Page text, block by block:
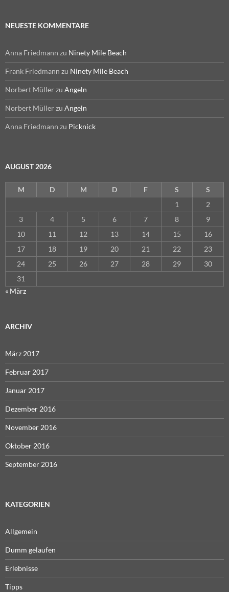
NEUESTE KOMMENTARE
Anna Friedmann zu Ninety Mile Beach
Frank Friedmann zu Ninety Mile Beach
Norbert Müller zu Angeln
Norbert Müller zu Angeln
Anna Friedmann zu Picknick
AUGUST 2026
M D M D F S
S
1
2
3
4 5 6 7 8
9
10
11 12 13 14 15
16
17
18 19 20 21 22
23
24
25 26 27 28 29
30
31
« März
ARCHIV
März 2017
Februar 2017
Januar 2017
Dezember 2016
November 2016
Oktober 2016
September 2016
KATEGORIEN
Allgemein
Dumm gelaufen
Erlebnisse
Tipps